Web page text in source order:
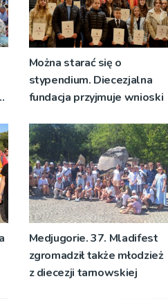
Można starać się o
stypendium. Diecezjalna
fundacja przyjmuje wnioski
Medjugorie. 37. Mladifest
zgromadził także młodzież
z diecezji tarnowskiej